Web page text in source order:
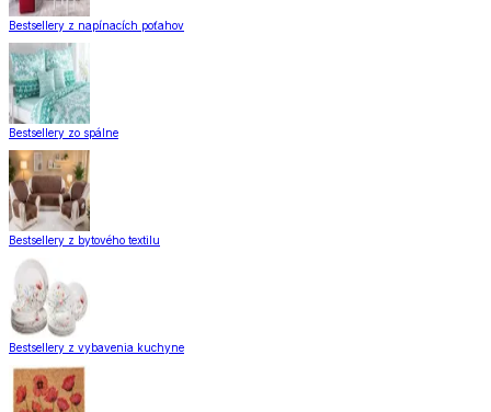
Bestsellery z napínacích poťahov
Bestsellery zo spálne
Bestsellery z bytového textilu
Bestsellery z vybavenia kuchyne